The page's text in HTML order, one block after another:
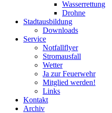
Wasserrettung
Drohne
Stadtausbildung
Downloads
Service
Notfallflyer
Stromausfall
Wetter
Ja zur Feuerwehr
Mitglied werden!
Links
Kontakt
Archiv